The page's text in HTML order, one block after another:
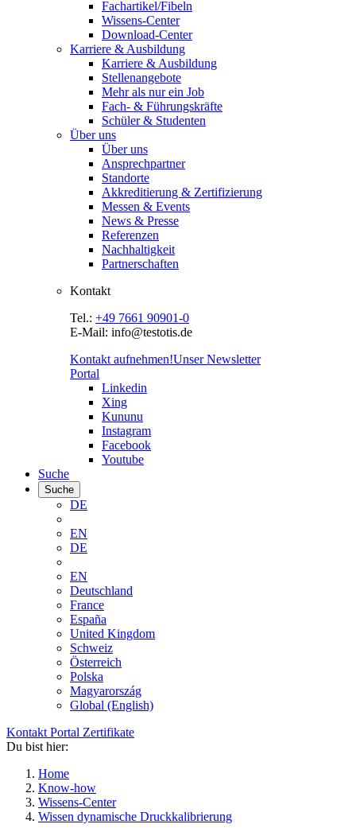
Fachartikel/Fibeln
Wissens-Center
Download-Center
Karriere & Ausbildung
Karriere & Ausbildung
Stellenangebote
Mehr als nur ein Job
Fach- & Führungskräfte
Schüler & Studenten
Über uns
Über uns
Ansprechpartner
Standorte
Akkreditierung & Zertifizierung
Messen & Events
News & Presse
Referenzen
Nachhaltigkeit
Partnerschaften
Kontakt
Tel.: +49 7661 90901-0
E-Mail: info@testotis.de
Kontakt aufnehmen!Unser Newsletter
Portal
Linkedin
Xing
Kununu
Instagram
Facebook
Youtube
Suche
Suche
DE
EN
DE
EN
Deutschland
France
España
United Kingdom
Schweiz
Österreich
Polska
Magyarország
Global (English)
Kontakt Portal Zertifikate
Du bist hier:
Home
Know-how
Wissens-Center
Wissen dynamische Druckkalibrierung